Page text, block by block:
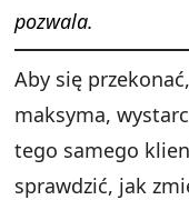
pozwala.
Aby się
maksyma,
tego samego
sprawdzić, jak